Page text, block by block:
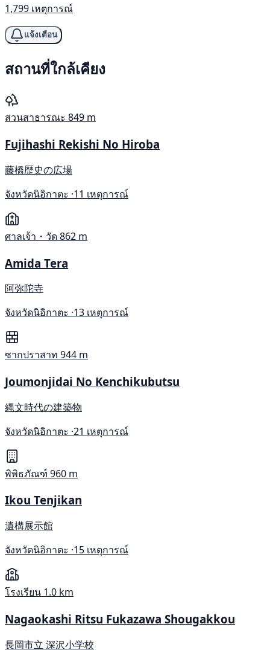
1,799 เหตุการณ์
แจ้งเตือน
สถานที่ใกล้เคียง
สวนสาธารณะ 849 m
Fujihashi Rekishi No Hiroba
藤橋歴史の広場
จังหวัดนิอิกาตะ ·11 เหตุการณ์
ศาลเจ้า・วัด862 m
Amida Tera
阿弥陀寺
จังหวัดนิอิกาตะ ·13 เหตุการณ์
ซากปราสาท 944 m
Joumonjidai No Kenchikubutsu
縄文時代の建築物
จังหวัดนิอิกาตะ ·21 เหตุการณ์
พิพิธภัณฑ์ 960 m
Ikou Tenjikan
遺構展示館
จังหวัดนิอิกาตะ ·15 เหตุการณ์
โรงเรียน 1.0 km
Nagaokashi Ritsu Fukazawa Shougakkou
長岡市立 深沢小学校